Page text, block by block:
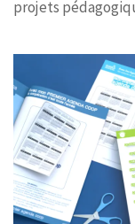
projets